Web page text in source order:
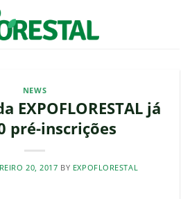
NEWS
EXPOFLORESTAL já
pré-inscrições
20, 2017 BY EXPOFLORESTAL